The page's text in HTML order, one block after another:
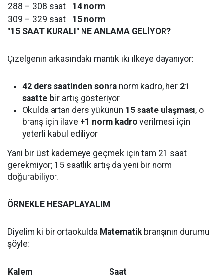
288 – 308 saat
14 norm
309 – 329 saat
15 norm
"15 SAAT KURALI" NE ANLAMA GELİYOR?
Çizelgenin arkasındaki mantık iki ilkeye dayanıyor:
42 ders saatinden sonra norm kadro, her 21
saatte bir artış gösteriyor
Okulda artan ders yükünün 15 saate ulaşması, o
branş için ilave +1 norm kadro verilmesi için
yeterli kabul ediliyor
Yani bir üst kademeye geçmek için tam 21 saat
gerekmiyor; 15 saatlik artış da yeni bir norm
doğurabiliyor.
ÖRNEKLE HESAPLAYALIM
Diyelim ki bir ortaokulda Matematikbranşının durumu
şöyle:
Kalem
Saat